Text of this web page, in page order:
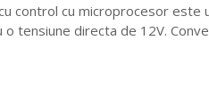
control cu ​​microprocesor
tensiune directa de 12V.